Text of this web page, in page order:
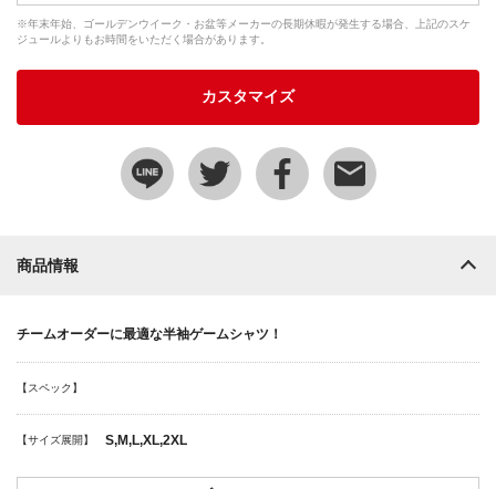
※年末年始、ゴールデンウイーク・お盆等メーカーの長期休暇が発生する場合、上記のスケ
ジュールよりもお時間をいただく場合があります。
カスタマイズ
商品情報
チームオーダーに最適な半袖ゲームシャツ！
【スペック】
【サイズ展開】 S,M,L,XL,2XL